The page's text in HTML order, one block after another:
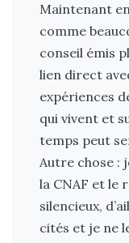
Maintenant
comme
conseil émis
lien direct
expériences
qui vivent et
temps peut
Autre chose :
la CNAF et le
silencieux,
cités et je ne